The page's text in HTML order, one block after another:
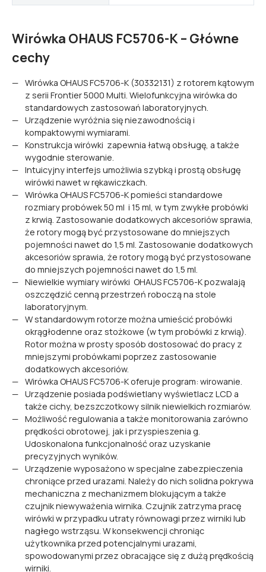
Wirówka OHAUS FC5706-K – Główne
cechy
Wirówka OHAUS FC5706-K (30332131) z rotorem kątowym
z serii Frontier 5000 Multi. Wielofunkcyjna wirówka do
standardowych zastosowań laboratoryjnych.
Urządzenie wyróżnia się niezawodnością i
kompaktowymi wymiarami.
Konstrukcja wirówki zapewnia łatwą obsługę, a także
wygodnie sterowanie.
Intuicyjny interfejs umożliwia szybką i prostą obsługę
wirówki nawet w rękawiczkach.
Wirówka OHAUS FC5706-K pomieści standardowe
rozmiary probówek 50 ml i 15 ml, w tym zwykłe probówki
z krwią. Zastosowanie dodatkowych akcesoriów sprawia,
że rotory mogą być przystosowane do mniejszych
pojemności nawet do 1,5 ml. Zastosowanie dodatkowych
akcesoriów sprawia, że rotory mogą być przystosowane
do mniejszych pojemności nawet do 1,5 ml.
Niewielkie wymiary wirówki OHAUS FC5706-K pozwalają
oszczędzić cenną przestrzeń roboczą na stole
laboratoryjnym.
W standardowym rotorze można umieścić probówki
okrągłodenne oraz stożkowe (w tym probówki z krwią).
Rotor można w prosty sposób dostosować do pracy z
mniejszymi probówkami poprzez zastosowanie
dodatkowych akcesoriów.
Wirówka OHAUS FC5706-K oferuje program: wirowanie.
Urządzenie posiada podświetlany wyświetlacz LCD a
także cichy, bezszczotkowy silnik niewielkich rozmiarów.
Możliwość regulowania a także monitorowania zarówno
prędkości obrotowej, jak i przyspieszenia g.
Udoskonalona funkcjonalność oraz uzyskanie
precyzyjnych wyników.
Urządzenie wyposażono w specjalne zabezpieczenia
chroniące przed urazami. Należy do nich solidna pokrywa
mechaniczna z mechanizmem blokującym a także
czujnik niewyważenia wirnika. Czujnik zatrzyma pracę
wirówki w przypadku utraty równowagi przez wirniki lub
nagłego wstrząsu. W konsekwencji chroniąc
użytkownika przed potencjalnymi urazami,
spowodowanymi przez obracające się z dużą prędkością
wirniki.